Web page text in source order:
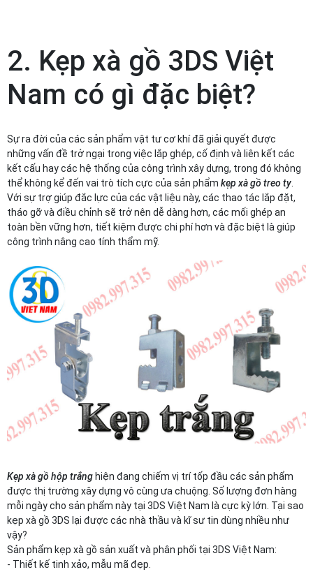
2. Kẹp xà gồ 3DS Việt
Nam có gì đặc biệt?
Sự ra đời của các sản phẩm vật tư cơ khí đã giải quyết được
những vấn đề trở ngại trong việc lắp ghép, cố định và liên kết các
kết cấu hay các hệ thống của công trình xây dựng, trong đó không
thể không kể đến vai trò tích cực của sản phẩm kẹp xà gồ treo ty
Với sự trợ giúp đắc lực của các vật liệu này, các thao tác lắp đặt,
tháo gỡ và điều chỉnh sẽ trở nên dễ dàng hơn, các mối ghép an
toàn bền vững hơn, tiết kiệm được chi phí hơn và đặc biệt là giúp
công trình nâng cao tính thẩm mỹ.
Kẹp xà gồ hộp trắng hiện đang chiếm vị trí tốp đầu các sản phẩm
được thị trường xây dựng vô cùng ưa chuộng. Số lượng đơn hàng
mỗi ngày cho sản phẩm này tại 3DS Việt Nam là cực kỳ lớn. Tại sao
kẹp xà gồ 3DS lại được các nhà thầu và kĩ sư tin dùng nhiều như
vậy?
Sản phẩm kẹp xà gồ sản xuất và phân phối tại 3DS Việt Nam:
- Thiết kế tinh xảo, mẫu mã đẹp.